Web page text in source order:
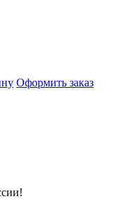
Оформить заказ